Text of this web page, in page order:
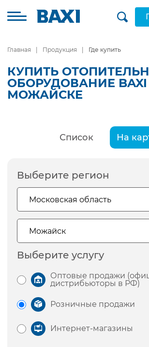
Главная Продукция Где купить
КУПИТЬ
ОБОРУДОВАНИЕ BAXI
МОЖАЙСКЕ
Список На
Выберите регион
Выберите услугу
Оптовые продажи
дистрибьюторы в РФ)
Розничные продажи
Интернет-магазины